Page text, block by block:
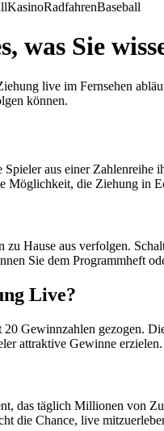
KasinoRadfahrenBaseball
was Sie
live im Fernsehen
können.
Spieler aus einer
Möglichkeit, die Ziehung in
zu Hause aus verfolgen.
Sie dem Programmheft
Live?
20 Gewinnzahlen gezogen.
attraktive Gewinne erzielen.
das täglich Millionen von
die Chance, live